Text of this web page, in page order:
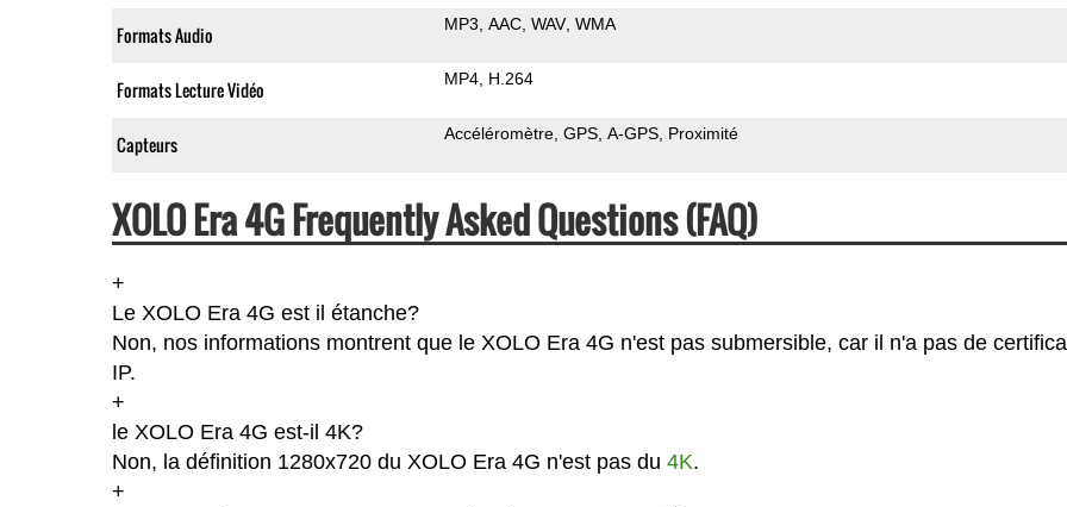
Formats Audio MP3 AAC WAV WMA
Formats Lecture Vidéo MP4 H.264
Capteurs Accéléromètre GPS A-GPS Proximité
XOLO Era 4G Frequently Asked Questions (FAQ)
+
Le XOLO Era 4G est il étanche?
Non, nos informations montrent que le XOLO Era 4G n'est pas submersible, car il n'a pas de
IP.
+
le XOLO Era 4G est-il 4K?
Non, la définition 1280x720 du XOLO Era 4G n'est pas du 4K.
+